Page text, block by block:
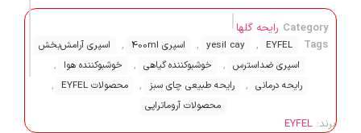
Category رایحه گلها
Tags
EYFEL
,
yesil cay
, اسپری 400ml , اسپری آرامش‌بخش
اسپری ضداسترس , خوشبوکننده گیاهی , خوشبوکننده هوا ,
رایحه درمانی , رایحه طبیعی چای سبز , محصولات EYFEL ,
محصولات آروماتراپی
برند: EYFEL